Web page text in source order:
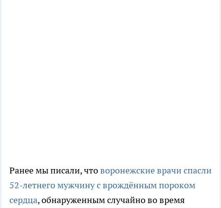
Ранее мы писали, чтоворонежские врачи спасли
52-летнего мужчину с врождённым пороком
сердца, обнаруженным случайно во время